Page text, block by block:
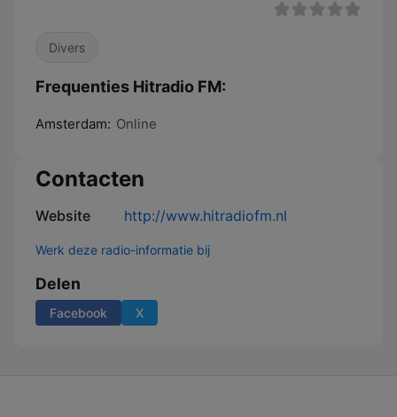
Divers
Frequenties Hitradio FM:
Amsterdam: Online
Contacten
Website http://www.hitradiofm.nl
Werk deze radio-informatie bij
Delen
Facebook X